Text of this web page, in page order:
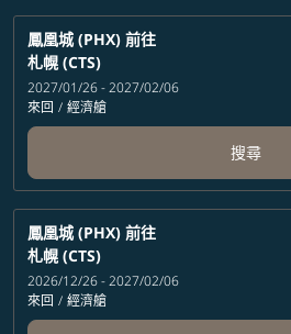
鳳凰城 (PHX) 前往
札幌 (CTS)
2027/01/26 - 2027/02/06
來回 / 經濟艙
搜尋
鳳凰城 (PHX) 前往
札幌 (CTS)
2026/12/26 - 2027/02/06
來回 / 經濟艙